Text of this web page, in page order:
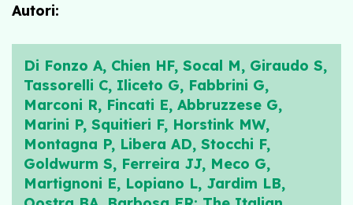
Autori:
Di Fonzo A, Chien HF, Socal M, Giraudo S,
Tassorelli C, Iliceto G, Fabbrini G,
Marconi R, Fincati E, Abbruzzese G,
Marini P, Squitieri F, Horstink MW,
Montagna P, Libera AD, Stocchi F,
Goldwurm S, Ferreira JJ, Meco G,
Martignoni E, Lopiano L, Jardim LB,